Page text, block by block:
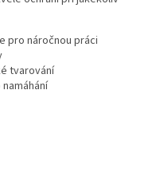
pro náročnou práci
tvarování